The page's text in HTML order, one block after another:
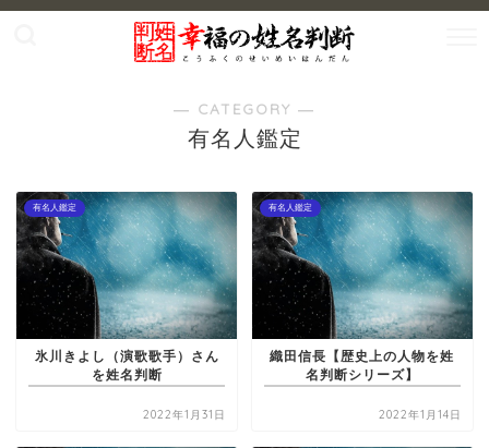
― CATEGORY ―
有名人鑑定
有名人鑑定
氷川きよし（演歌歌手）さん
を姓名判断
2022年1月31日
有名人鑑定
織田信長【歴史上の人物を姓
名判断シリーズ】
2022年1月14日